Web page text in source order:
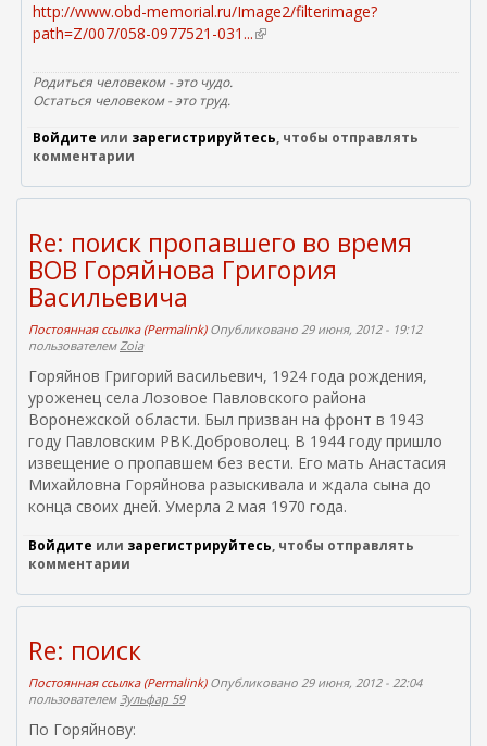
http://www.obd-memorial.ru/Image2/filterimage?
path=Z/007/058-0977521-031...(
н
н
я
ы
л
)
Родиться человеком - это чудо.
Остаться человеком - это труд.
Войдите или зарегистрируйтесь, чтобы отправлять
комментарии
Re: поиск пропавшего во время
ВОВ Горяйнова Григория
Васильевича
Постоянная ссылка (Permalink)Опубликовано 29 июня, 2012 - 19:12
пользователемZoia
Горяйнов Григорий васильевич, 1924 года рождения,
уроженец села Лозовое Павловского района
Воронежской области. Был призван на фронт в 1943
году Павловским РВК.Доброволец. В 1944 году пришло
извещение о пропавшем без вести. Его мать Анастасия
Михайловна Горяйнова разыскивала и ждала сына до
конца своих дней. Умерла 2 мая 1970 года.
Войдите или зарегистрируйтесь, чтобы отправлять
комментарии
Re: поиск
Постоянная ссылка (Permalink)Опубликовано 29 июня, 2012 - 22:04
пользователемЗульфар 59
По Горяйнову: